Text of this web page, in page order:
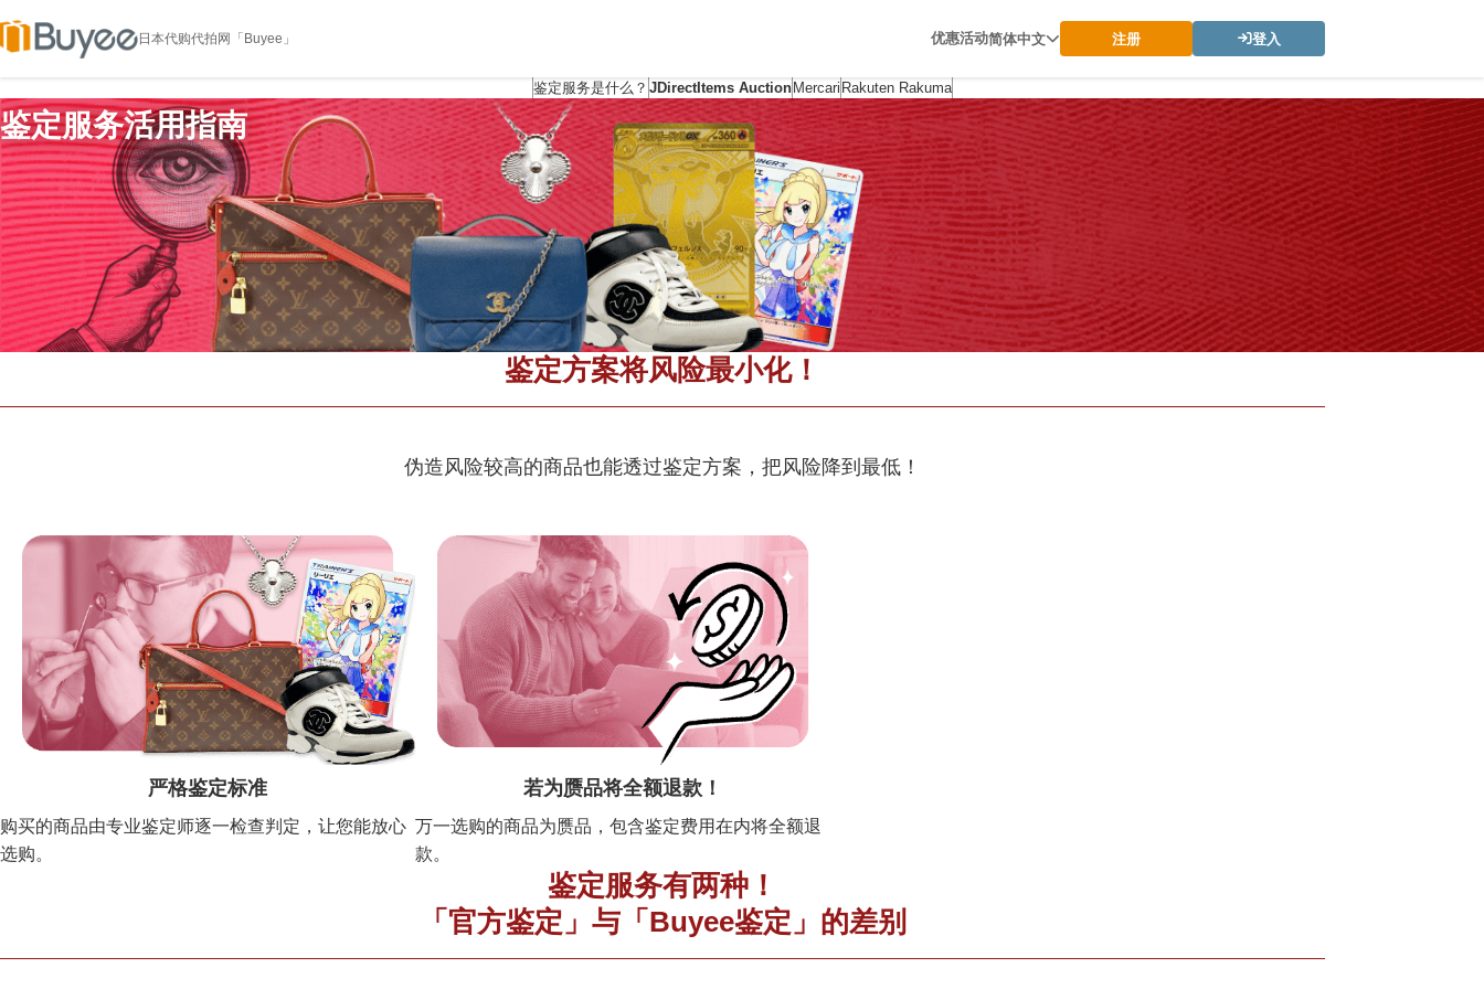
日本代购代拍网「Buyee」 优惠活动简体中文 注册 登入
鉴定服务是什么？ JDirectItems Auction Mercari Rakuten Rakuma
鉴定服务活用指南
鉴定方案将风险最小化！
伪造风险较高的商品也能透过鉴定方案，把风险降到最低！
严格鉴定标准
购买的商品由专业鉴定师逐一检查判定，让您能放心
选购。
若为赝品将全额退款！
万一选购的商品为赝品，包含鉴定费用在内将全额退
款。
鉴定服务有两种！
「官方鉴定」与「Buyee鉴定」的差别